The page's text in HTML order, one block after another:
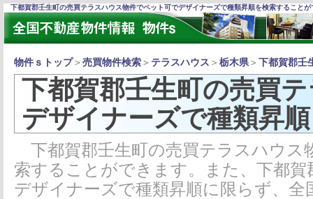
下都賀郡壬生町の売買テラスハウス物件でペット可でデザイナーズで種類昇順を検索することが
物件ｓトップ＞ 売買物件検索 ＞ テラスハウス ＞ 栃木県＞ 下都賀郡壬
下都賀郡壬生町の売買
デザイナーズで種類昇順
下都賀郡壬生町の売買テラスハウス
索することができます。また、下都
デザイナーズで種類昇順に限らず、全